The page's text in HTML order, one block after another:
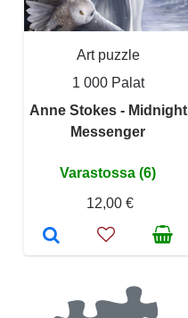
Art puzzle
1 000 Palat
Anne Stokes - Midnight
Messenger
Varastossa (6)
12,00 €